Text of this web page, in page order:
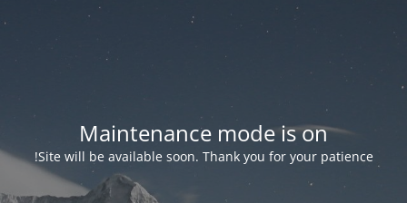
Maintenance mode is on
Site will be available soon. Thank you for your patience!